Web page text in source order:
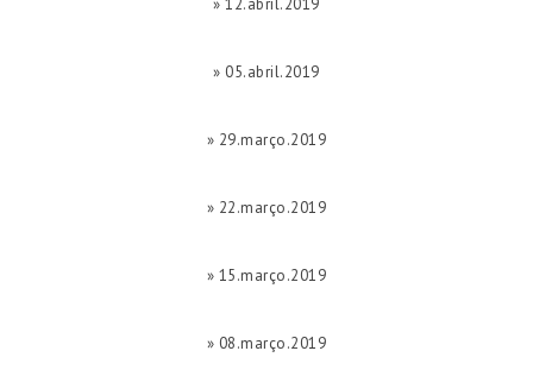
» 12.abril.2019
» 05.abril.2019
» 29.março.2019
» 22.março.2019
» 15.março.2019
» 08.março.2019